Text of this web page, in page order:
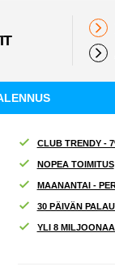
CLUB TRENDY -
NOPEA TOIMITUS
MAANANTAI -
30 PÄIVÄN
YLI 8